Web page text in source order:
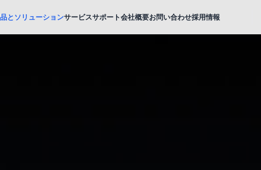
とソリューションサービスサポート会社概要お問い合わせ採用情報